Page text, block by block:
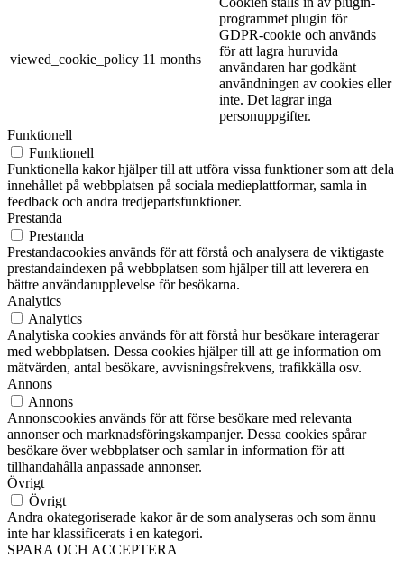
viewed_cookie_policy 11 months
programmet plugin för
GDPR-cookie och används
för att lagra huruvida
användaren har godkänt
användningen av cookies eller
inte. Det lagrar inga
personuppgifter.
Funktionell
Funktionell
Funktionella kakor hjälper till att utföra vissa funktioner som att dela
innehållet på webbplatsen på sociala medieplattformar, samla in
feedback och andra tredjepartsfunktioner.
Prestanda
Prestanda
Prestandacookies används för att förstå och analysera de viktigaste
prestandaindexen på webbplatsen som hjälper till att leverera en
bättre användarupplevelse för besökarna.
Analytics
Analytics
Analytiska cookies används för att förstå hur besökare interagerar
med webbplatsen. Dessa cookies hjälper till att ge information om
mätvärden, antal besökare, avvisningsfrekvens, trafikkälla osv.
Annons
Annons
Annonscookies används för att förse besökare med relevanta
annonser och marknadsföringskampanjer. Dessa cookies spårar
besökare över webbplatser och samlar in information för att
tillhandahålla anpassade annonser.
Övrigt
Övrigt
Andra okategoriserade kakor är de som analyseras och som ännu
inte har klassificerats i en kategori.
SPARA OCH ACCEPTERA